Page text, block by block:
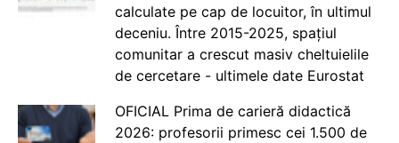
calculate pe cap de locuitor, în ultimul
deceniu. Între 2015-2025, spațiul
comunitar a crescut masiv cheltuielile
de cercetare - ultimele date Eurostat
OFICIAL Prima de carieră didactică
2026: profesorii primesc cei 1.500 de